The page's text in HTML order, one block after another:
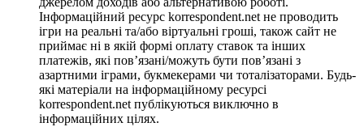
Інформаційний ресурс korrespondent.net не проводить
ігри на реальні та/або віртуальні гроші, також сайт не
приймає ні в якій формі оплату ставок та інших
платежів, які пов’язані/можуть бути пов’язані з
азартними іграми, букмекерами чи тоталізаторами. Будь-
які матеріали на інформаційному ресурсі
korrespondent.net публікуються виключно в
інформаційних цілях.